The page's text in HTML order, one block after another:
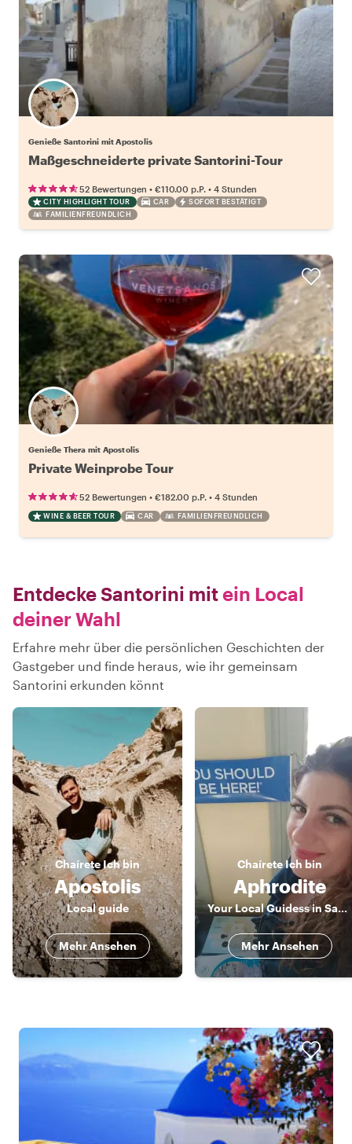
Genieße Santorini mit Apostolis
Maßgeschneiderte private Santorini-Tour
52 Bewertungen • €110.00 p.P. • 4 Stunden
CITY HIGHLIGHT TOUR CAR
SOFORT BESTÄTIGT
FAMILIENFREUNDLICH
Genieße Thera mit Apostolis
Private Weinprobe Tour
52 Bewertungen • €182.00 p.P. • 4 Stunden
WINE & BEER TOUR CAR FAMILIENFREUNDLICH
Entdecke Santorini mitein Local
deiner Wahl
Erfahre mehr über die persönlichen Geschichten der
Gastgeber und finde heraus, wie ihr gemeinsam
Santorini erkunden könnt
ChaíreteIch bin
Apostolis
Local guide
Mehr Ansehen
ChaíreteIch bin
Aphrodite
Your Local Guidess in Santorini
Mehr Ansehen